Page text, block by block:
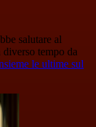
salutare al
tempo da
le ultime sul